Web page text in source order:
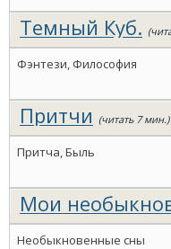
Темный Куб.
Фэнтези, Философия
Притчи (читать 7
Притча, Быль
Мои
Необыкновенные сны